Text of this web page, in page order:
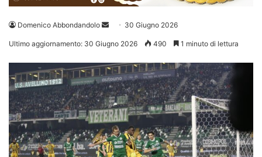
Domenico Abbondandolo
Invia 30 Giugno 2026
Ultimo aggiornamento: 30 Giugno 2026 490 1 minuto di lettura